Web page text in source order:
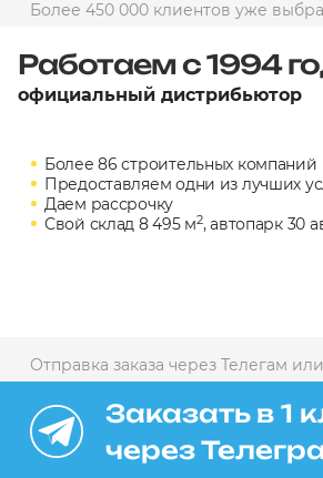
Минимальный заказ
+7(495) 988-86-47
Max
Телеграм
Более 450 000 клиентов уже
Работаем с 1994
официальный дистрибьютор
Более 86 строительных компаний
Предоставляем одни из лучших
Даем рассрочку
Свой склад 8 495 м2, автопарк 30
Отправка заказа через Телегам
Заказать в 1
через